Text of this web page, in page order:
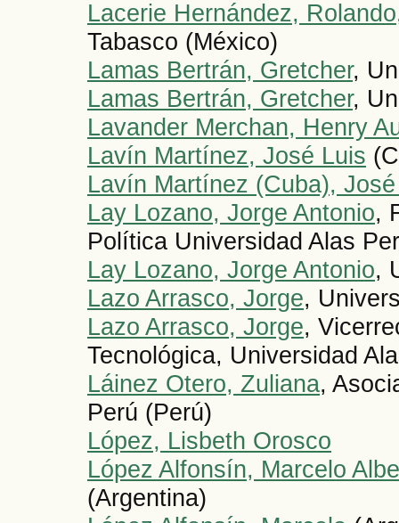
Lacerie Hernández, Rolando
Tabasco (México)
Lamas Bertrán, Gretcher,
Lamas Bertrán, Gretcher,
Lavander Merchan, Henry
Lavín Martínez, José Luis
Lavín Martínez (Cuba),
Lay Lozano, Jorge Antonio,
Política Universidad Alas
Lay Lozano, Jorge Antonio,
Lazo Arrasco, Jorge,
Lazo Arrasco, Jorge,
Tecnológica, Universidad
Láinez Otero, Zuliana,
Perú (Perú)
López, Lisbeth Orosco
López Alfonsín, Marcelo
(Argentina)